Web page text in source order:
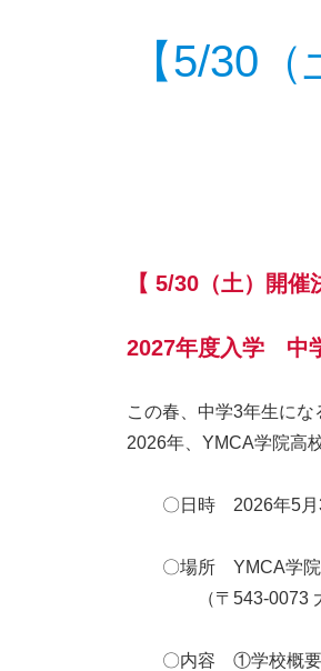
【5/30
【 5/30（土）開催
2027年度入学 中
この春、中学3年生にな
2026年、YMCA学院高
〇日時 2026年5月
〇場所 YMCA学院
（〒543-0073 大阪
〇内容 ①学校概要